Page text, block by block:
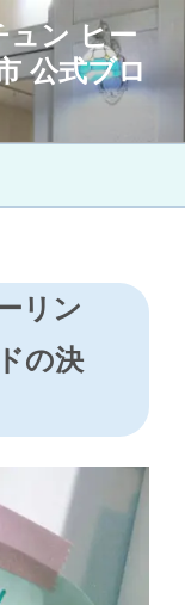
ュン ヒー
公式ブロ
リン
の決